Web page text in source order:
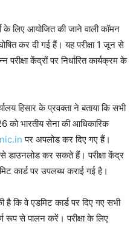
के लिए आयोजित की जाने वाली कॉमन
कर दी गई हैं। यह परीक्षा 1 जून से
केंद्रों पर निर्धारित कार्यक्रम के
हिसार के प्रवक्ता ने बताया कि सभी
को भारतीय सेना की आधिकारिक
पर अपलोड कर दिए गए हैं।
से डाउनलोड कर सकते हैं। परीक्षा केंद्र
कार्ड पर उपलब्ध कराई गई है।
है कि वे एडमिट कार्ड पर दिए गए सभी
रूप से पालन करें। परीक्षा के लिए